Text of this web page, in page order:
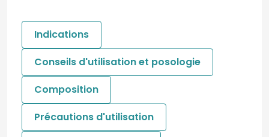
Indications
Conseils d'utilisation et posologie
Composition
Précautions d'utilisation